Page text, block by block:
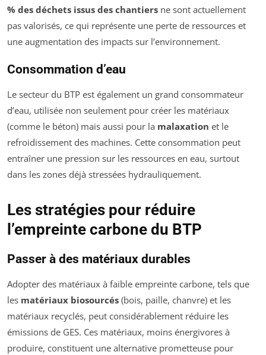
% des déchets issus des chantiers ne sont actuellement
pas valorisés, ce qui représente une perte de ressources et
une augmentation des impacts sur l’environnement.
Consommation d’eau
Le secteur du BTP est également un grand consommateur
d’eau, utilisée non seulement pour créer les matériaux
(comme le béton) mais aussi pour la malaxation et le
refroidissement des machines. Cette consommation peut
entraîner une pression sur les ressources en eau, surtout
dans les zones déjà stressées hydrauliquement.
Les stratégies pour réduire
l’empreinte carbone du BTP
Passer à des matériaux durables
Adopter des matériaux à faible empreinte carbone, tels que
les matériaux biosourcés (bois, paille, chanvre) et les
matériaux recyclés, peut considérablement réduire les
émissions de GES. Ces matériaux, moins énergivores à
produire, constituent une alternative prometteuse pour